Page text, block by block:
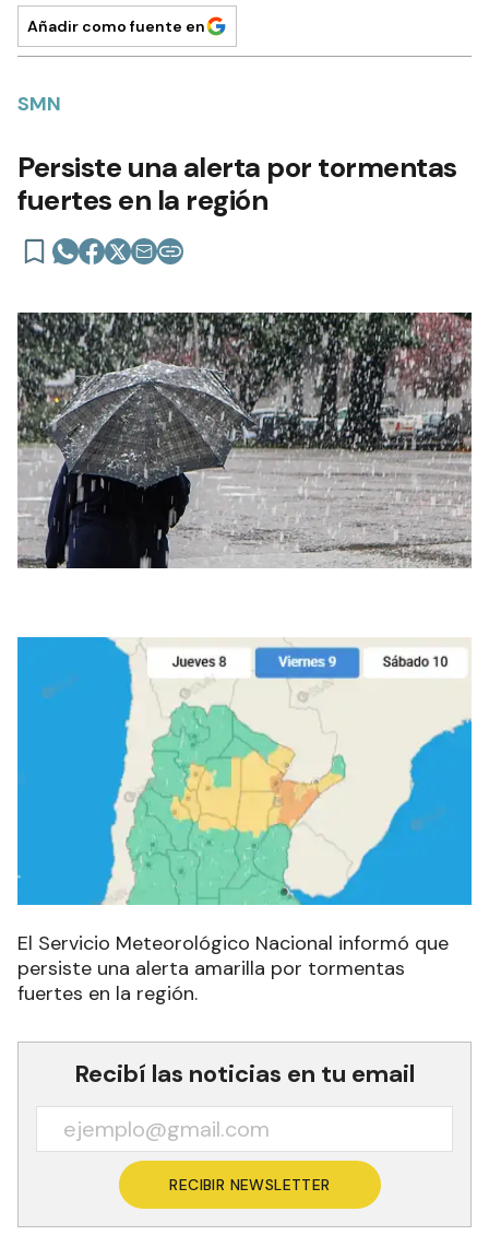
Añadir como fuente en
SMN
Persiste una alerta por tormentas
fuertes en la región
El Servicio Meteorológico Nacional informó que
persiste una alerta amarilla por tormentas
fuertes en la región.
Recibí las noticias en tu email
RECIBIR NEWSLETTER